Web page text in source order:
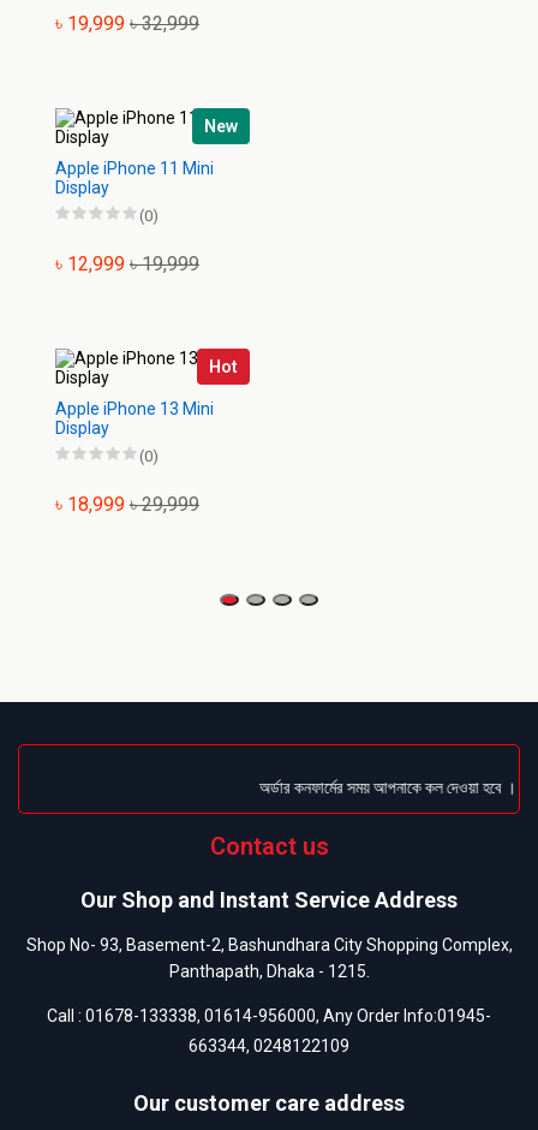
৳ 19,999 ৳ 32,999
New
Apple iPhone 11 Mini
Display
(0)
৳ 12,999 ৳ 19,999
Hot
Apple iPhone 13 Mini
Display
(0)
৳ 18,999 ৳ 29,999
অর্ডার কনফার্মের সময় আপনাকে কল দেওয়া হবে ।
Contact us
Our Shop and Instant Service Address
Shop No- 93, Basement-2, Bashundhara City Shopping Complex,
Panthapath, Dhaka - 1215.
Call : 01678-133338, 01614-956000, Any Order Info:01945-
663344, 0248122109
Our customer care address